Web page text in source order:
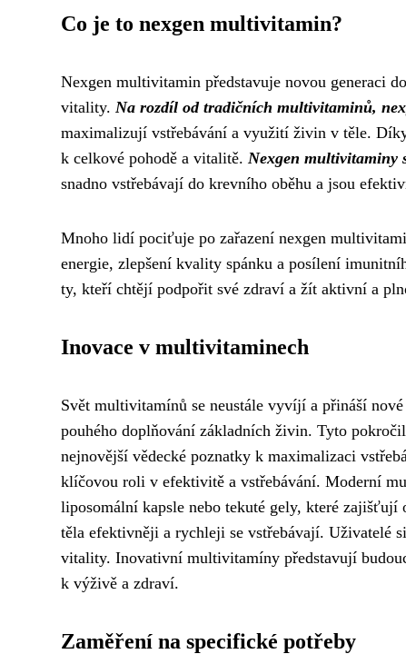
Co je to nexgen multivitamin?
Nexgen multivitamin představuje novou generaci
vitality. Na rozdíl od tradičních multivitaminů,
maximalizují vstřebávání a využití živin v těle.
k celkové pohodě a vitalitě. Nexgen multivitaminy
snadno vstřebávají do krevního oběhu a jsou
Mnoho lidí pociťuje po zařazení nexgen
energie, zlepšení kvality spánku a posílení
ty, kteří chtějí podpořit své zdraví a žít aktivní a
Inovace v multivitaminech
Svět multivitamínů se neustále vyvíjí a přináší
pouhého doplňování základních živin. Tyto
nejnovější vědecké poznatky k maximalizaci
klíčovou roli v efektivitě a vstřebávání. Moderní
liposomální kapsle nebo tekuté gely, které
těla efektivněji a rychleji se vstřebávají. Uživatelé
vitality. Inovativní multivitamíny představují
k výživě a zdraví.
Zaměření na specifické potřeby